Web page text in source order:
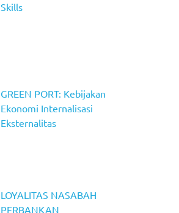
Skills
GREEN PORT: Kebijakan
Ekonomi Internalisasi
Eksternalitas
LOYALITAS NASABAH
PERBANKAN